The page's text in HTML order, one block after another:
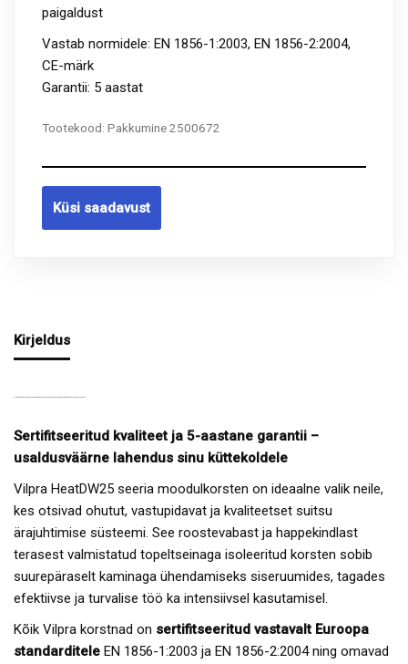
paigaldust
Vastab normidele: EN 1856-1:2003, EN 1856-2:2004,
CE-märk
Garantii: 5 aastat
Tootekood: Pakkumine 2500672
Küsi saadavust
Kirjeldus
Sertifitseeritud kvaliteet ja 5-aastane garantii –
usaldusväärne lahendus sinu küttekoldele
Vilpra HeatDW25 seeria moodulkorsten on ideaalne valik neile,
kes otsivad ohutut, vastupidavat ja kvaliteetset suitsu
ärajuhtimise süsteemi. See roostevabast ja happekindlast
terasest valmistatud topeltseinaga isoleeritud korsten sobib
suurepäraselt kaminaga ühendamiseks siseruumides, tagades
efektiivse ja turvalise töö ka intensiivsel kasutamisel.
Kõik Vilpra korstnad on sertifitseeritud vastavalt Euroopa
standarditele EN 1856-1:2003 ja EN 1856-2:2004 ning omavad